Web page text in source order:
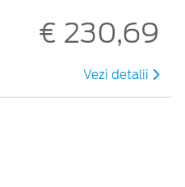
€ 230,69
Vezi detalii